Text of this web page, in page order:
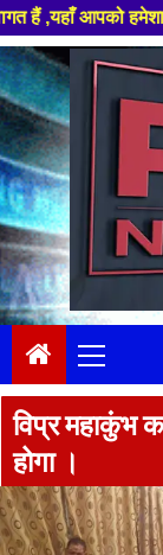
हमेशा ताजा
Skip
to
content
Menu
विप्र महाकुंभ
होगा ।